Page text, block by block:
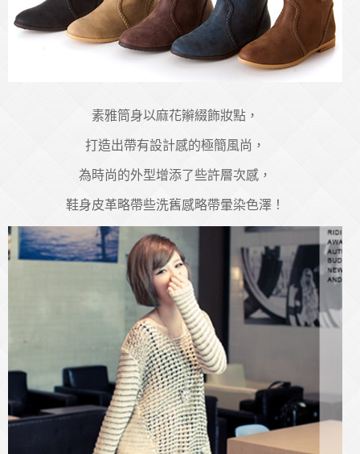
素雅筒身以麻花辮綴飾妝點，
打造出帶有設計感的極簡風尚，
為時尚的外型增添了些許層次感，
鞋身皮革略帶些洗舊感略帶暈染色澤！